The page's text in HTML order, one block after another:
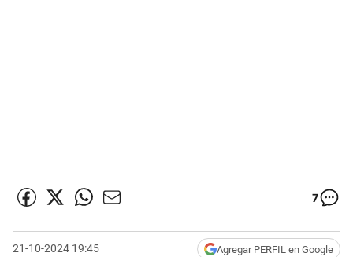
7
21-10-2024 19:45 Agregar PERFIL en Google